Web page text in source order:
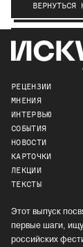
ВЕРНУТЬСЯ
РЕЦЕНЗИИ
МНЕНИЯ
ИНТЕРВЬЮ
СОБЫТИЯ
НОВОСТИ
КАРТОЧКИ
ЛЕКЦИИ
ТЕКСТЫ
Этот выпуск
первые шаги,
российских